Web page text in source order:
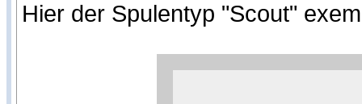
Hier der Spulentyp "Scout"